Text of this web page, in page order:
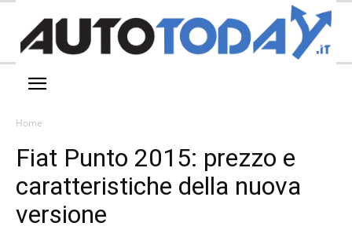
Home
Fiat Punto 2015: prezzo e
caratteristiche della nuova
versione